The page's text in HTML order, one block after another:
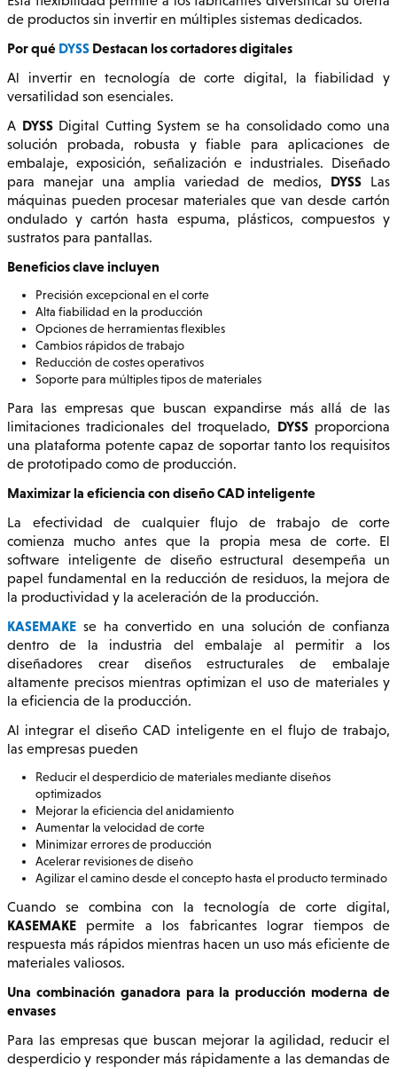
de productos sin invertir en múltiples sistemas dedicados.
Por qué DYSS Destacan los cortadores digitales
Al invertir en tecnología de corte digital, la fiabilidad y
versatilidad son esenciales.
A DYSSDigital Cutting System se ha consolidado como una
solución probada, robusta y fiable para aplicaciones de
embalaje, exposición, señalización e industriales. Diseñado
para manejar una amplia variedad de medios, DYSS Las
máquinas pueden procesar materiales que van desde cartón
ondulado y cartón hasta espuma, plásticos, compuestos y
sustratos para pantallas.
Beneficios clave incluyen
Precisión excepcional en el corte
Alta fiabilidad en la producción
Opciones de herramientas flexibles
Cambios rápidos de trabajo
Reducción de costes operativos
Soporte para múltiples tipos de materiales
Para las empresas que buscan expandirse más allá de las
limitaciones tradicionales del troquelado, DYSSproporciona
una plataforma potente capaz de soportar tanto los requisitos
de prototipado como de producción.
Maximizar la eficiencia con diseño CAD inteligente
La efectividad de cualquier flujo de trabajo de corte
comienza mucho antes que la propia mesa de corte. El
software inteligente de diseño estructural desempeña un
papel fundamental en la reducción de residuos, la mejora de
la productividad y la aceleración de la producción.
KASEMAKE se ha convertido en una solución de confianza
dentro de la industria del embalaje al permitir a los
diseñadores crear diseños estructurales de embalaje
altamente precisos mientras optimizan el uso de materiales y
la eficiencia de la producción.
Al integrar el diseño CAD inteligente en el flujo de trabajo,
las empresas pueden
Reducir el desperdicio de materiales mediante diseños
optimizados
Mejorar la eficiencia del anidamiento
Aumentar la velocidad de corte
Minimizar errores de producción
Acelerar revisiones de diseño
Agilizar el camino desde el concepto hasta el producto terminado
Cuando se combina con la tecnología de corte digital,
KASEMAKE permite a los fabricantes lograr tiempos de
respuesta más rápidos mientras hacen un uso más eficiente de
materiales valiosos.
Una combinación ganadora para la producción moderna de
envases
Para las empresas que buscan mejorar la agilidad, reducir el
desperdicio y responder más rápidamente a las demandas de